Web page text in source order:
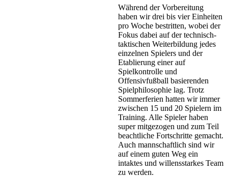
Während der Vorbereitung
haben wir drei bis vier Einheiten
pro Woche bestritten, wobei der
Fokus dabei auf der technisch-
taktischen Weiterbildung jedes
einzelnen Spielers und der
Etablierung einer auf
Spielkontrolle und
Offensivfußball basierenden
Spielphilosophie lag. Trotz
Sommerferien hatten wir immer
zwischen 15 und 20 Spielern im
Training. Alle Spieler haben
super mitgezogen und zum Teil
beachtliche Fortschritte gemacht.
Auch mannschaftlich sind wir
auf einem guten Weg ein
intaktes und willensstarkes Team
zu werden.